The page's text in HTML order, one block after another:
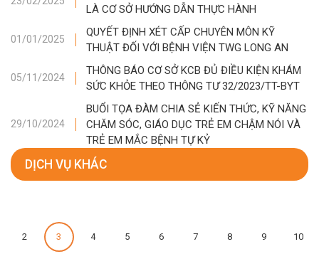
LÀ CƠ SỞ HƯỚNG DẪN THỰC HÀNH
01/01/2025
QUYẾT ĐỊNH XÉT CẤP CHUYÊN MÔN KỸ
THUẬT ĐỐI VỚI BỆNH VIỆN TWG LONG AN
05/11/2024
THÔNG BÁO CƠ SỞ KCB ĐỦ ĐIỀU KIỆN KHÁM
SỨC KHỎE THEO THÔNG TƯ 32/2023/TT-BYT
29/10/2024
BUỔI TỌA ĐÀM CHIA SẺ KIẾN THỨC, KỸ NĂNG
CHĂM SÓC, GIÁO DỤC TRẺ EM CHẬM NÓI VÀ
TRẺ EM MẮC BỆNH TỰ KỶ
DỊCH VỤ KHÁC
2 3 4 5 6 7 8 9 10